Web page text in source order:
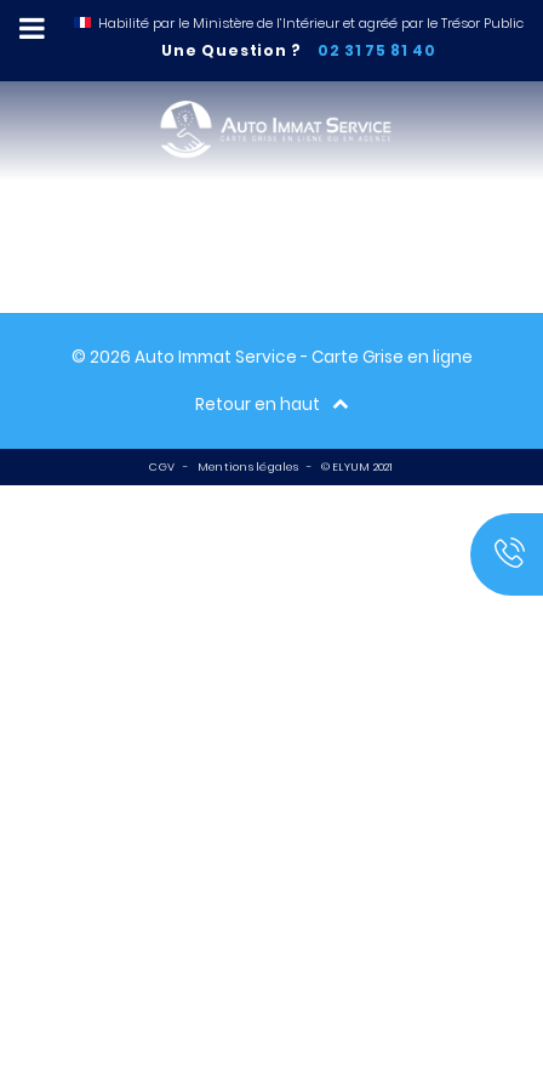
Habilité par le Ministère de l’Intérieur et agréé par le Trésor Public
Une Question ? 02 31 75 81 40
Sorry, but there aren't any posts
matching your query.
© 2026 Auto Immat Service - Carte Grise en ligne
Retour en haut
CGV - Mentions légales - © ELYUM 2021